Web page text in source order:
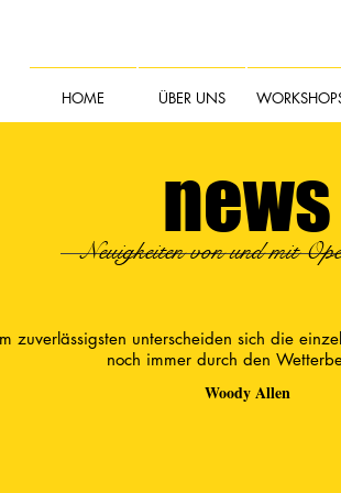
HOME ÜBER UNS
news
Neuigkeiten von und mit
zuverlässigsten unterscheiden sich die
noch immer durch den
Woody Allen